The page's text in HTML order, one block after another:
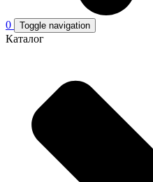
0 Toggle navigation
Каталог